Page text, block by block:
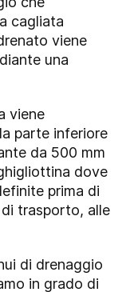
cagliata
viene
una
viene
parte inferiore
da 500 mm
dove
prima di
trasporto, alle
di drenaggio
in grado di